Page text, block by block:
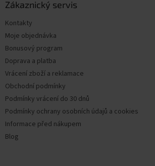
Zákaznický servis
Kontakty
Moje objednávka
Bonusový program
Doprava a platba
Vrácení zboží a reklamace
Obchodní podmínky
Podmínky vrácení do 30 dnů
Podmínky ochrany osobních údajů a cookies
Informace před nákupem
Blog